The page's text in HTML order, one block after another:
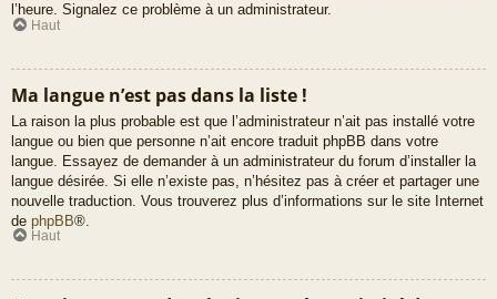
l’heure. Signalez ce problème à un administrateur.
Haut
Ma langue n’est pas dans la liste !
La raison la plus probable est que l’administrateur n’ait pas installé votre
langue ou bien que personne n’ait encore traduit phpBB dans votre
langue. Essayez de demander à un administrateur du forum d’installer la
langue désirée. Si elle n’existe pas, n’hésitez pas à créer et partager une
nouvelle traduction. Vous trouverez plus d’informations sur le site Internet
de phpBB®.
Haut